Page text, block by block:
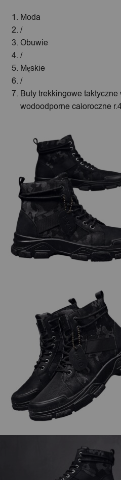
Moda
/
Obuwie
/
Męskie
/
Buty trekkingowe
wodoodporne całoroczne